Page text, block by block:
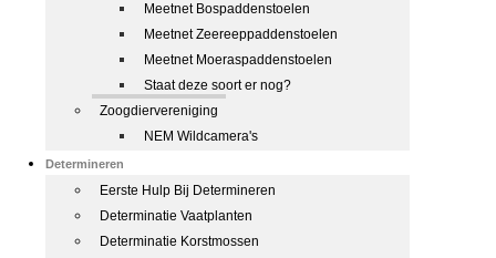
Meetnet Bospaddenstoelen
Meetnet Zeereeppaddenstoelen
Meetnet Moeraspaddenstoelen
Staat deze soort er nog?
Zoogdiervereniging
NEM Wildcamera's
Determineren
Eerste Hulp Bij Determineren
Determinatie Vaatplanten
Determinatie Korstmossen